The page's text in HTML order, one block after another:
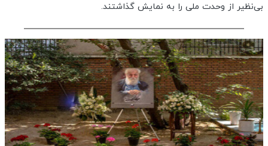
بی‌نظیر از وحدت ملی را به نمایش گذاشتند.